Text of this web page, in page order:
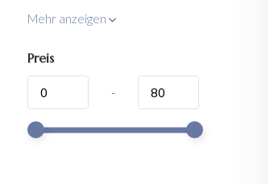
Mehr anzeigen
Preis
-